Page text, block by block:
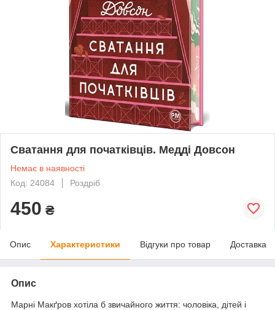
Сватання для початківців. Медді Довсон
Немає в наявності
Код: 24084
Роздріб
450 ₴
Опис Характеристики Відгуки про товар Доставка
Опис
Марні Макґров хотіла б звичайного життя: чоловіка, дітей і